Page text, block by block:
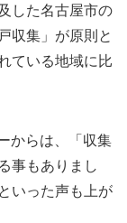
した名古屋市の
収集」が原則と
ている地域に比
からは、「収集
事もありまし
いった声も上が